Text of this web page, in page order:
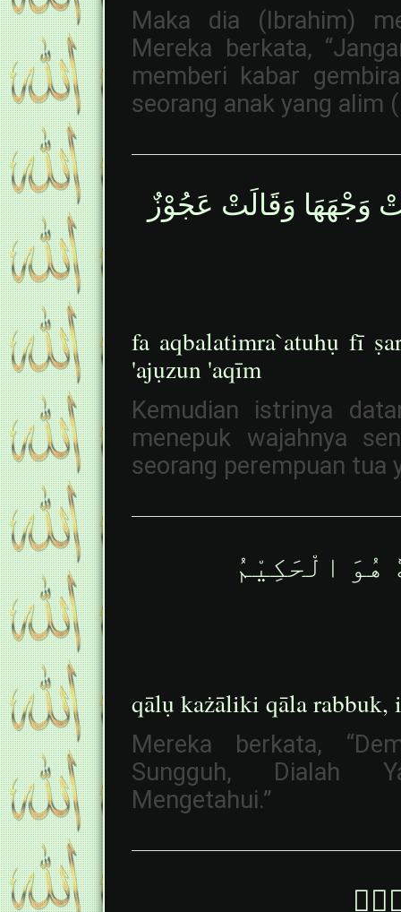
Maka dia (Ibrahim)
Mereka berkata,
memberi kabar
seorang anak yang alim
وَجْهَهَا وَقَالَتْ عَجُوْزٌ
fa aqbalatimra`atuhụ fī
'ajụzun 'aqīm
Kemudian istrinya
menepuk wajahnya
seorang perempuan tua
هُوَ الْحَكِيْمُ
qālụ każāliki qāla
Mereka berkata,
Sungguh, Dialah
Mengetahui.”